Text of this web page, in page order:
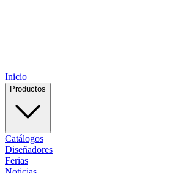
Inicio
Productos
Catálogos
Diseñadores
Ferias